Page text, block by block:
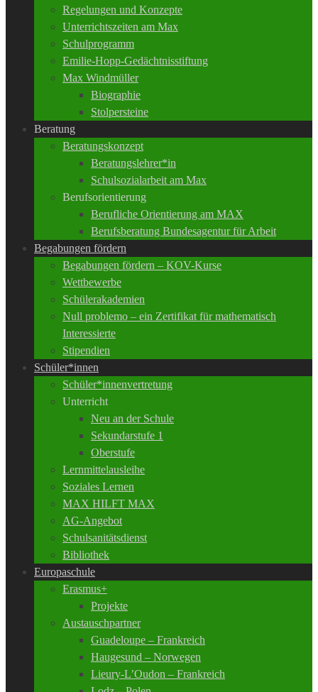
Regelungen und Konzepte
Unterrichtszeiten am Max
Schulprogramm
Emilie-Hopp-Gedächtnisstiftung
Max Windmüller
Biographie
Stolpersteine
Beratung
Beratungskonzept
Beratungslehrer*in
Schulsozialarbeit am Max
Berufsorientierung
Berufliche Orientierung am MAX
Berufsberatung Bundesagentur für Arbeit
Begabungen fördern
Begabungen fördern – KOV-Kurse
Wettbewerbe
Schülerakademien
Null problemo – ein Zertifikat für mathematisch
Interessierte
Stipendien
Schüler*innen
Schüler*innenvertretung
Unterricht
Neu an der Schule
Sekundarstufe 1
Oberstufe
Lernmittelausleihe
Soziales Lernen
MAX HILFT MAX
AG-Angebot
Schulsanitätsdienst
Bibliothek
Europaschule
Erasmus+
Projekte
Austauschpartner
Guadeloupe – Frankreich
Haugesund – Norwegen
Lieury-L’Oudon – Frankreich